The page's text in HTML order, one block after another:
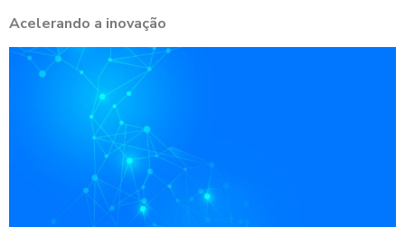
Acelerando a inovação